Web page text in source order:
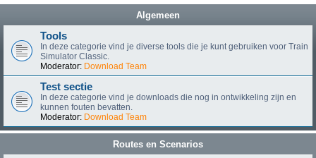
Algemeen
Tools
In deze categorie vind je diverse tools die je kunt gebruiken voor Train
Simulator Classic.
Moderator: Download Team
Test sectie
In deze categorie vind je downloads die nog in ontwikkeling zijn en
kunnen fouten bevatten.
Moderator: Download Team
Routes en Scenarios